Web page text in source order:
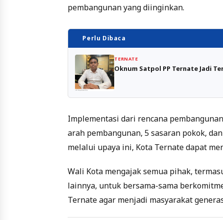
pembangunan yang diinginkan.
Perlu Dibaca
TERNATE
Oknum Satpol PP Ternate Jadi
Implementasi dari rencana
arah pembangunan, 5 sasaran pokok,
melalui upaya ini, Kota Ternate dapat
Wali Kota mengajak semua pihak,
lainnya, untuk bersama-sama
Ternate agar menjadi masyarakat